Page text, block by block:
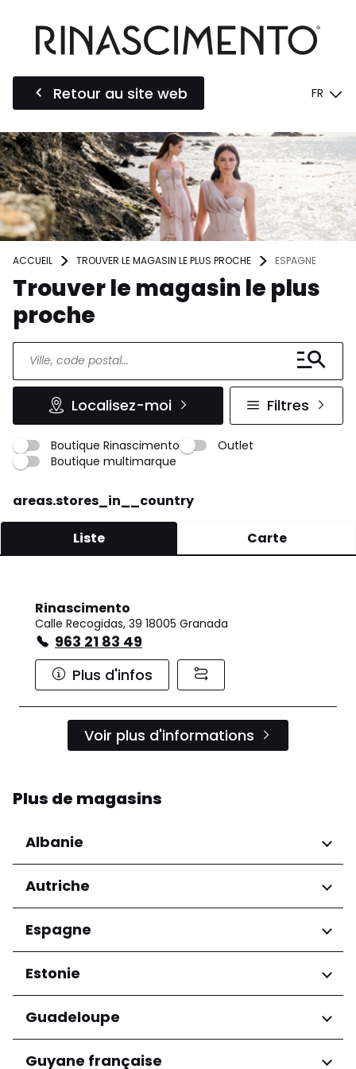
Retour au site web FR
ACCUEIL TROUVER LE MAGASIN LE PLUS PROCHE ESPAGNE
Trouver le magasin le plus
proche
Localisez-moi Filtres
Boutique Rinascimento
Outlet
Boutique multimarque
areas.stores_in__country
Liste Carte
Rinascimento
Calle Recogidas, 39 18005 Granada
963 21 83 49
Plus d'infos
Voir plus d'informations
Plus de magasins
Albanie
Régions
Préfecture de Tirana
Autriche
Régions
Niederösterreich
Salzburg
Wien
Espagne
Régions
Andalucía
Estonie
Régions
Harju maakond
Guadeloupe
Régions
Guyane française